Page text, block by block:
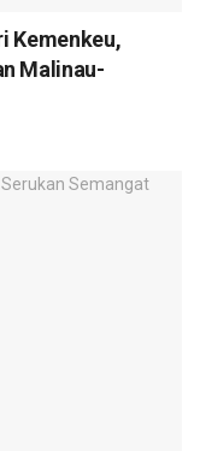
Kemenkeu,
Malinau-